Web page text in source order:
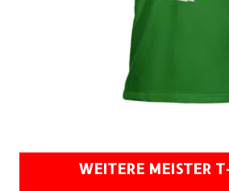
WEITERE MEISTER